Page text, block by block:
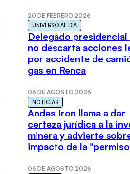
20 DE FEBRERO 2026
UNIVERSO AL DÍA
Delegado presidencial
no descarta acciones
por accidente de
gas en Renca
06 DE AGOSTO 2026
NOTICIAS
Andes Iron llama a dar
certeza jurídica a la
minera y advierte
impacto de la
06 DE AGOSTO 2026